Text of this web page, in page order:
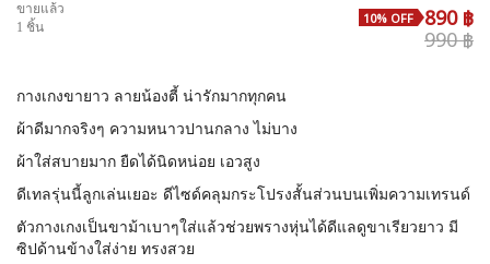
990 ฿
890 ฿
10% OFF
ขายแล้ว
1 ชิ้น
กางเกงขายาว ลายน้องตี้ น่ารักมากทุกคน
ผ้าดีมากจริงๆ ความหนาวปานกลาง ไม่บาง
ผ้าใส่สบายมาก ยืดได้นิดหน่อย เอวสูง
ดีเทลรุ่นนี้ลูกเล่นเยอะ ดีไซด์คลุมกระโปรงสั้นส่วนบนเพิ่มความเทรนด์
ตัวกางเกงเป็นขาม้าเบาๆใส่แล้วช่วยพรางหุ่นได้ดีแลดูขาเรียวยาว มี
ซิปด้านข้างใส่ง่าย ทรงสวย